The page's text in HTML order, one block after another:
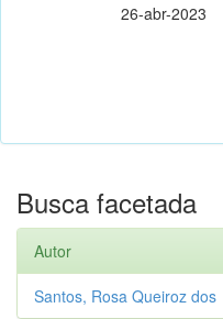
26-abr-2023
Busca facetada
Autor
Santos, Rosa Queiroz dos